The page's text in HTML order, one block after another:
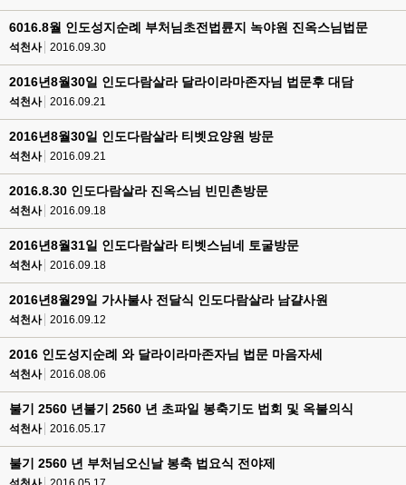
6016.8월 인도성지순례 부처님초전법륜지 녹야원 진옥스님법문
석천사 2016.09.30
2016년8월30일 인도다람살라 달라이라마존자님 법문후 대담
석천사 2016.09.21
2016년8월30일 인도다람살라 티벳요양원 방문
석천사 2016.09.21
2016.8.30 인도다람살라 진옥스님 빈민촌방문
석천사 2016.09.18
2016년8월31일 인도다람살라 티벳스님네 토굴방문
석천사 2016.09.18
2016년8월29일 가사불사 전달식 인도다람살라 남걀사원
석천사 2016.09.12
2016 인도성지순례 와 달라이라마존자님 법문 마음자세
석천사 2016.08.06
불기 2560 년불기 2560 년 초파일 봉축기도 법회 및 옥불의식
석천사 2016.05.17
불기 2560 년 부처님오신날 봉축 법요식 전야제